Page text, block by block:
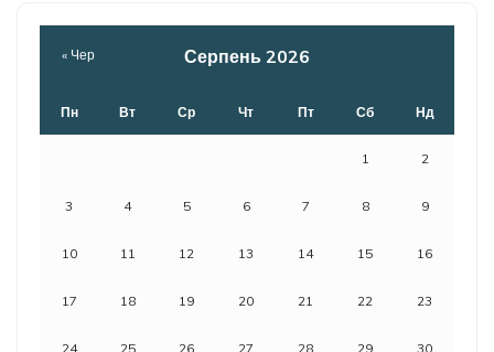
Серпень 2026
Пн Вт Ср Чт Пт Сб Нд
1 2
3 4 5 6 7 8 9
10 11 12 13 14 15 16
17 18 19 20 21 22 23
24 25 26 27 28 29 30
« Чер